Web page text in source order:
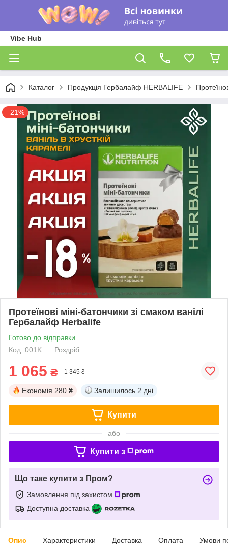
Vibe Hub
Каталог Продукція Гербалайф HERBALIFE
–21%
Протеїнові міні-батончики зі смаком ванілі
Гербалайф Herbalife
Готово до відправки
Код: 001K
Роздріб
1 065 ₴ 1 345 ₴
Економія 280 ₴ Залишилось 2 дні
Купити
або
Купити з
Що таке купити з Пром?
Замовлення під захистом
Доступна доставка
Опис Характеристики Доставка Оплата Умови